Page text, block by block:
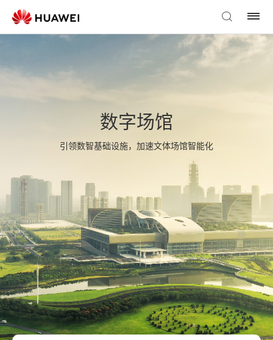
数字场馆
引领数智基础设施，加速文体场馆智能化